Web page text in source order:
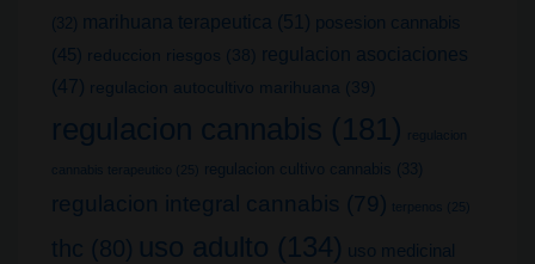
(32)
marihuana terapeutica (51) posesion cannabis
(45) reduccion riesgos (38)
regulacion asociaciones
(47) regulacion autocultivo marihuana (39)
regulacion cannabis (181) regulacion
cannabis terapeutico (25) regulacion cultivo cannabis (33)
regulacion integral cannabis (79) terpenos (25)
thc (80) uso adulto (134) uso medicinal